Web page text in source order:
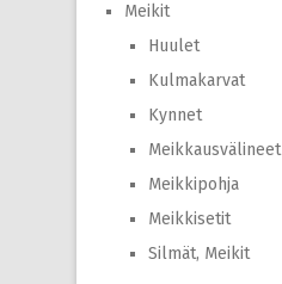
Meikit
Huulet
Kulmakarvat
Kynnet
Meikkausvälineet
Meikkipohja
Meikkisetit
Silmät, Meikit